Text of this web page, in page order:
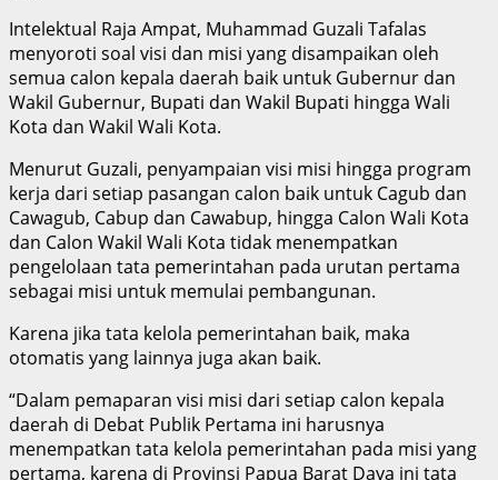
Intelektual Raja Ampat, Muhammad Guzali Tafalas
menyoroti soal visi dan misi yang disampaikan oleh
semua calon kepala daerah baik untuk Gubernur dan
Wakil Gubernur, Bupati dan Wakil Bupati hingga Wali
Kota dan Wakil Wali Kota.
Menurut Guzali, penyampaian visi misi hingga program
kerja dari setiap pasangan calon baik untuk Cagub dan
Cawagub, Cabup dan Cawabup, hingga Calon Wali Kota
dan Calon Wakil Wali Kota tidak menempatkan
pengelolaan tata pemerintahan pada urutan pertama
sebagai misi untuk memulai pembangunan.
Karena jika tata kelola pemerintahan baik, maka
otomatis yang lainnya juga akan baik.
“Dalam pemaparan visi misi dari setiap calon kepala
daerah di Debat Publik Pertama ini harusnya
menempatkan tata kelola pemerintahan pada misi yang
pertama, karena di Provinsi Papua Barat Daya ini tata